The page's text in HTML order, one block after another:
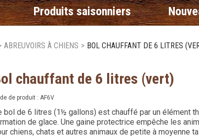
Produits saisonniers
ABREUVOIRS À CHIENS > BOL CHAUFFANT DE 6 LITRES
chauffant de 6 litres (vert)
de produit : AF6V
bol de 6 litres (1½ gallons) est chauffé par un élément
de glace. Une gaine protectrice empêche les
chiens, chats et autres animaux de petite à moyenne